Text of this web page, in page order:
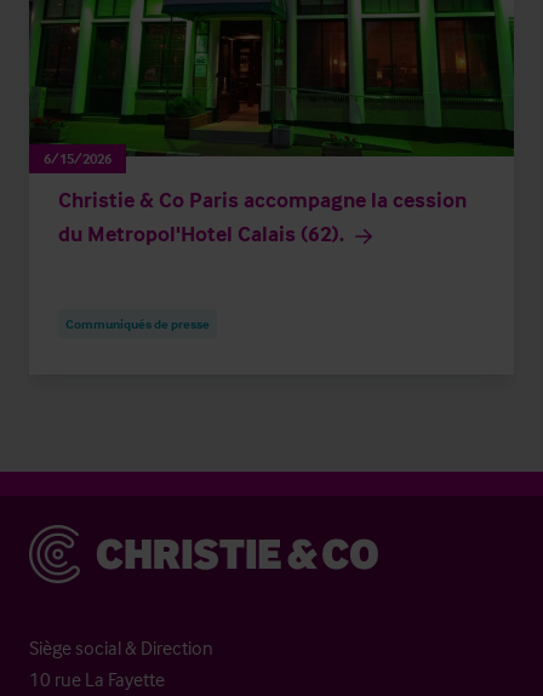
6/15/2026
Christie & Co Paris accompagne la cession
du Metropol'Hotel Calais (62).
Communiqués de presse
Christie & Co
Siège social & Direction
10 rue La Fayette